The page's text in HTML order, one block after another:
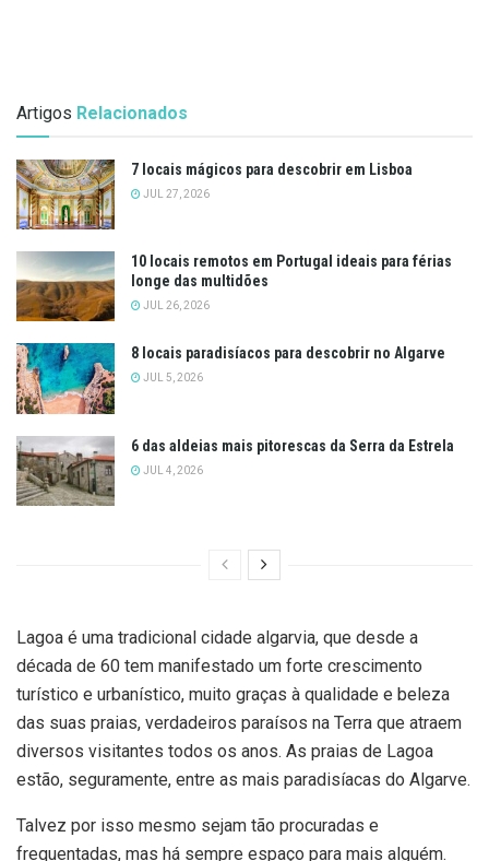
Artigos Relacionados
7 locais mágicos para descobrir em Lisboa
JUL 27, 2026
10 locais remotos em Portugal ideais para férias
longe das multidões
JUL 26, 2026
8 locais paradisíacos para descobrir no Algarve
JUL 5, 2026
6 das aldeias mais pitorescas da Serra da Estrela
JUL 4, 2026
Lagoa é uma tradicional cidade algarvia, que desde a
década de 60 tem manifestado um forte crescimento
turístico e urbanístico, muito graças à qualidade e beleza
das suas praias, verdadeiros paraísos na Terra que atraem
diversos visitantes todos os anos. As praias de Lagoa
estão, seguramente, entre as mais paradisíacas do Algarve.
Talvez por isso mesmo sejam tão procuradas e
frequentadas, mas há sempre espaço para mais alguém.